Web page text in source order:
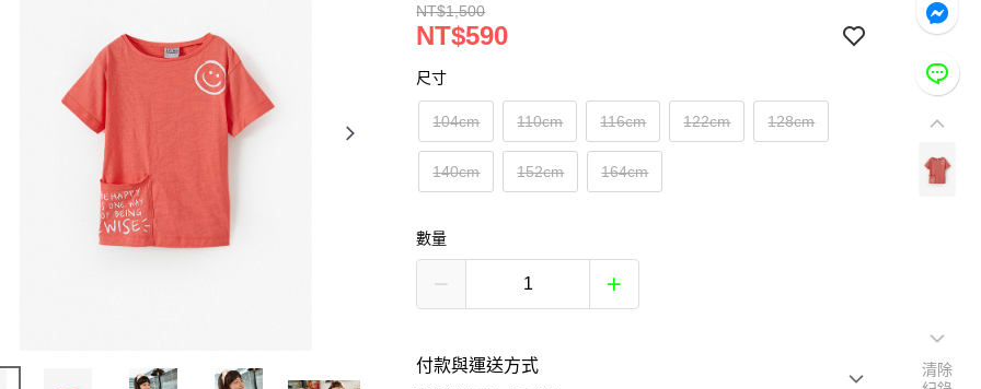
NT$1,500
NT$590
尺寸
104cm 110cm 116cm 122cm 128cm
140cm 152cm 164cm
數量
付款與運送方式
清除